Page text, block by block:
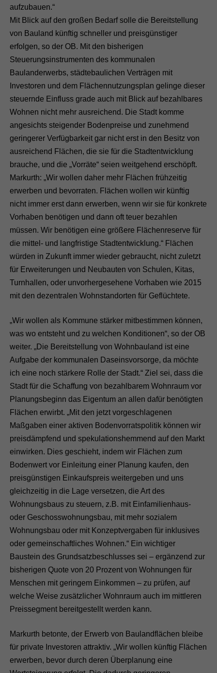
aufzubauen.“
Mit Blick auf den großen Bedarf solle die Bereitstellung
von Bauland künftig schneller und preisgünstiger
erfolgen, so der OB. Mit den bisherigen
Steuerungsinstrumenten des kommunalen
Baulanderwerbs, städtebaulichen Verträgen mit
Investoren und dem Flächennutzungsplan gelinge dieser
steuernde Einfluss grade auch mit Blick auf bezahlbares
Wohnen nicht mehr ausreichend. Die Stadt komme
angesichts steigender Bodenpreise und zunehmend
geringerer Verfügbarkeit gar nicht erst in den Besitz von
ausreichend Flächen, die sie für die Stadtentwicklung
brauche, und die „Vorräte“ seien weitgehend erschöpft.
Markurth: „Wir wollen daher mehr Flächen frühzeitig
erwerben und bevorraten. Flächen wollen wir künftig
nicht immer erst dann erwerben, wenn wir sie für konkrete
Vorhaben benötigen und dann oft teuer bezahlen
müssen. Wir benötigen eine größere Flächenreserve für
die mittel- und langfristige Stadtentwicklung.“ Flächen
würden in Zukunft immer wieder gebraucht, nicht zuletzt
für Erweiterungen und Neubauten von Schulen, Kitas,
Turnhallen, oder unvorhergesehene Vorhaben wie 2015
mit den dezentralen Wohnstandorten für Geflüchtete.
„Wir wollen als Kommune stärker mitbestimmen können,
was wo entsteht und zu welchen Konditionen“, so der OB
weiter. „Die Bereitstellung von Wohnbauland ist eine
Aufgabe der kommunalen Daseinsvorsorge, da möchte
ich eine noch stärkere Rolle der Stadt.“ Ziel sei, dass die
Stadt für die Schaffung von bezahlbarem Wohnraum vor
Planungsbeginn das Eigentum an allen dafür benötigten
Flächen erwirbt. „Mit den jetzt vorgeschlagenen
Maßgaben einer aktiven Bodenvorratspolitik können wir
preisdämpfend und spekulationshemmend auf den Markt
einwirken. Dies geschieht, indem wir Flächen zum
Bodenwert vor Einleitung einer Planung kaufen, den
preisgünstigen Einkaufspreis weitergeben und uns
gleichzeitig in die Lage versetzen, die Art des
Wohnungsbaus zu steuern, z.B. mit Einfamilienhaus-
oder Geschosswohnungsbau, mit mehr sozialem
Wohnungsbau oder mit Konzeptvergaben für inklusives
oder gemeinschaftliches Wohnen.“ Ein wichtiger
Baustein des Grundsatzbeschlusses sei – ergänzend zur
bisherigen Quote von 20 Prozent von Wohnungen für
Menschen mit geringem Einkommen – zu prüfen, auf
welche Weise zusätzlicher Wohnraum auch im mittleren
Preissegment bereitgestellt werden kann.
Markurth betonte, der Erwerb von Baulandflächen bleibe
für private Investoren attraktiv. „Wir wollen künftig Flächen
erwerben, bevor durch deren Überplanung eine